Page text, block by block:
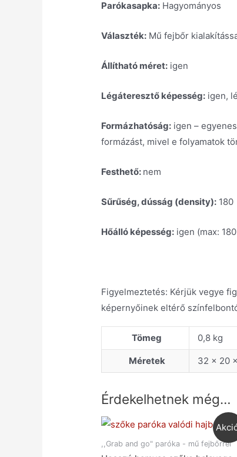
Parókasapka: Hagyományos
Választék: Mű fejbőr
Állítható méret: igen
Légáteresztő képesség: igen,
Formázhatóság: igen –
formázást, mivel e folyamatok
Festhető: nem
Sűrűség, dússág (density): 180
Hőálló képesség: igen (max:
Figyelmeztetés: Kérjük vegye
képernyőinek eltérő
Tömeg 0,8 kg
Méretek 32 × 20
Érdekelhetnek még…
,,Grab and go" paróka - mű fejbőrrel